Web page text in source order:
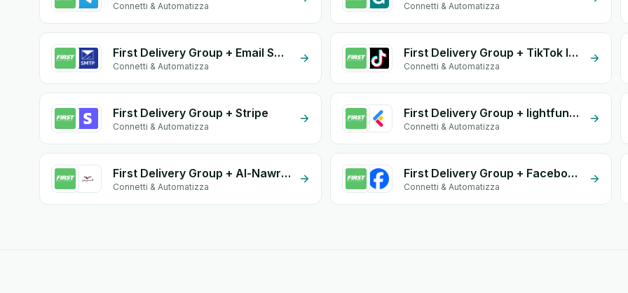
Connetti & Automatizza Connetti & Automatizza
First Delivery Group + Email SMTP
Connetti & Automatizza
First Delivery Group + TikTok Inbox
Connetti & Automatizza
First Delivery Group + Stripe
Connetti & Automatizza
First Delivery Group + lightfunnels
Connetti & Automatizza
First Delivery Group + Al-Nawras (Nawris)
Connetti & Automatizza
First Delivery Group + Facebook Leads
Connetti & Automatizza